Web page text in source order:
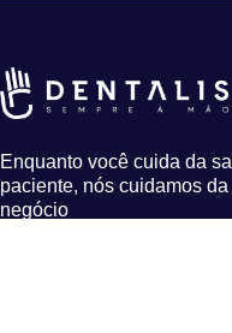
Enquanto você cuida da
paciente, nós cuidamos
negócio